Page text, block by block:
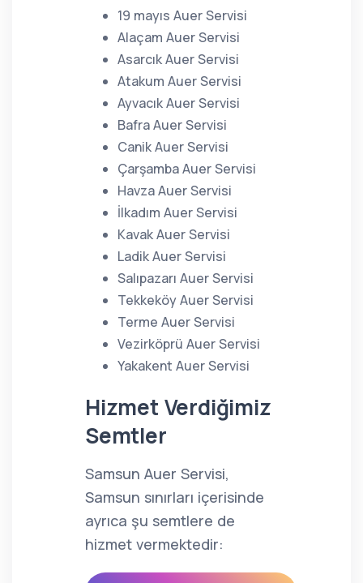
19 mayıs Auer Servisi
Alaçam Auer Servisi
Asarcık Auer Servisi
Atakum Auer Servisi
Ayvacık Auer Servisi
Bafra Auer Servisi
Canik Auer Servisi
Çarşamba Auer Servisi
Havza Auer Servisi
İlkadım Auer Servisi
Kavak Auer Servisi
Ladik Auer Servisi
Salıpazarı Auer Servisi
Tekkeköy Auer Servisi
Terme Auer Servisi
Vezirköprü Auer Servisi
Yakakent Auer Servisi
Hizmet Verdiğimiz
Semtler
Samsun Auer Servisi,
Samsun sınırları içerisinde
ayrıca şu semtlere de
hizmet vermektedir: